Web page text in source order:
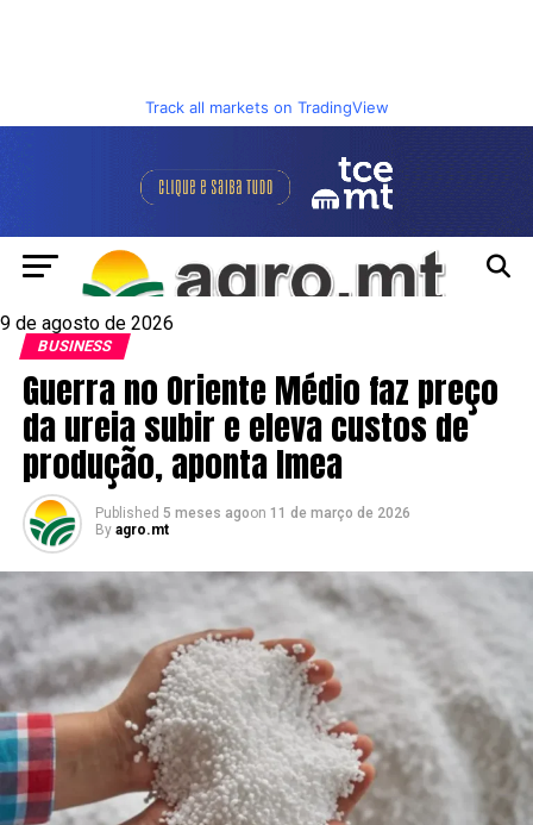
Track all markets on TradingView
9 de agosto de 2026
BUSINESS
Guerra no Oriente Médio faz preço
da ureia subir e eleva custos de
produção, aponta Imea
Published 5 meses agoon 11 de março de 2026
By agro.mt